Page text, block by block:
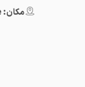
مکان: United States of America/Seattle